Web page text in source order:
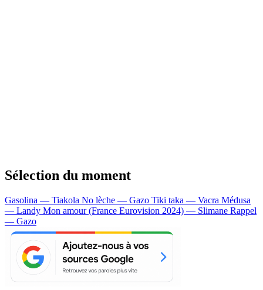
Sélection du moment
Gasolina — Tiakola No lèche — Gazo Tiki taka — Vacra Médusa
— Landy Mon amour (France Eurovision 2024) — Slimane Rappel
— Gazo